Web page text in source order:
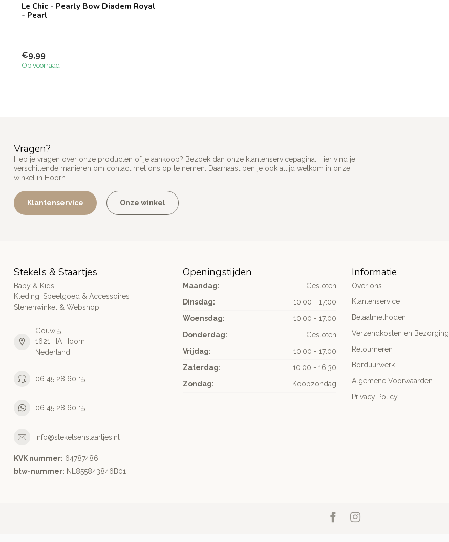
Le Chic - Pearly Bow Diadem Royal
- Pearl
€9,99
Op voorraad
Vragen?
Heb je vragen over onze producten of je aankoop? Bezoek dan onze klantenservicepagina. Hier vind je
verschillende manieren om contact met ons op te nemen. Daarnaast ben je ook altijd welkom in onze
winkel in Hoorn.
Klantenservice Onze winkel
Stekels & Staartjes
Baby & Kids
Kleding, Speelgoed & Accessoires
Stenenwinkel & Webshop
Gouw 5
1621 HA Hoorn
Nederland
06 45 28 60 15
06 45 28 60 15
info@stekelsenstaartjes.nl
KVK nummer: 64787486
btw-nummer: NL855843846B01
Openingstijden
Maandag:
Gesloten
Dinsdag:
10:00 - 17:00
Woensdag:
10:00 - 17:00
Donderdag:
Gesloten
Vrijdag:
10:00 - 17:00
Zaterdag:
10:00 - 16:30
Zondag:
Koopzondag
Informatie
Over ons
Klantenservice
Betaalmethoden
Verzendkosten en Bezorging
Retourneren
Borduurwerk
Algemene Voorwaarden
Privacy Policy